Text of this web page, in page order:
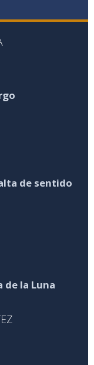
de sentido
de la Luna